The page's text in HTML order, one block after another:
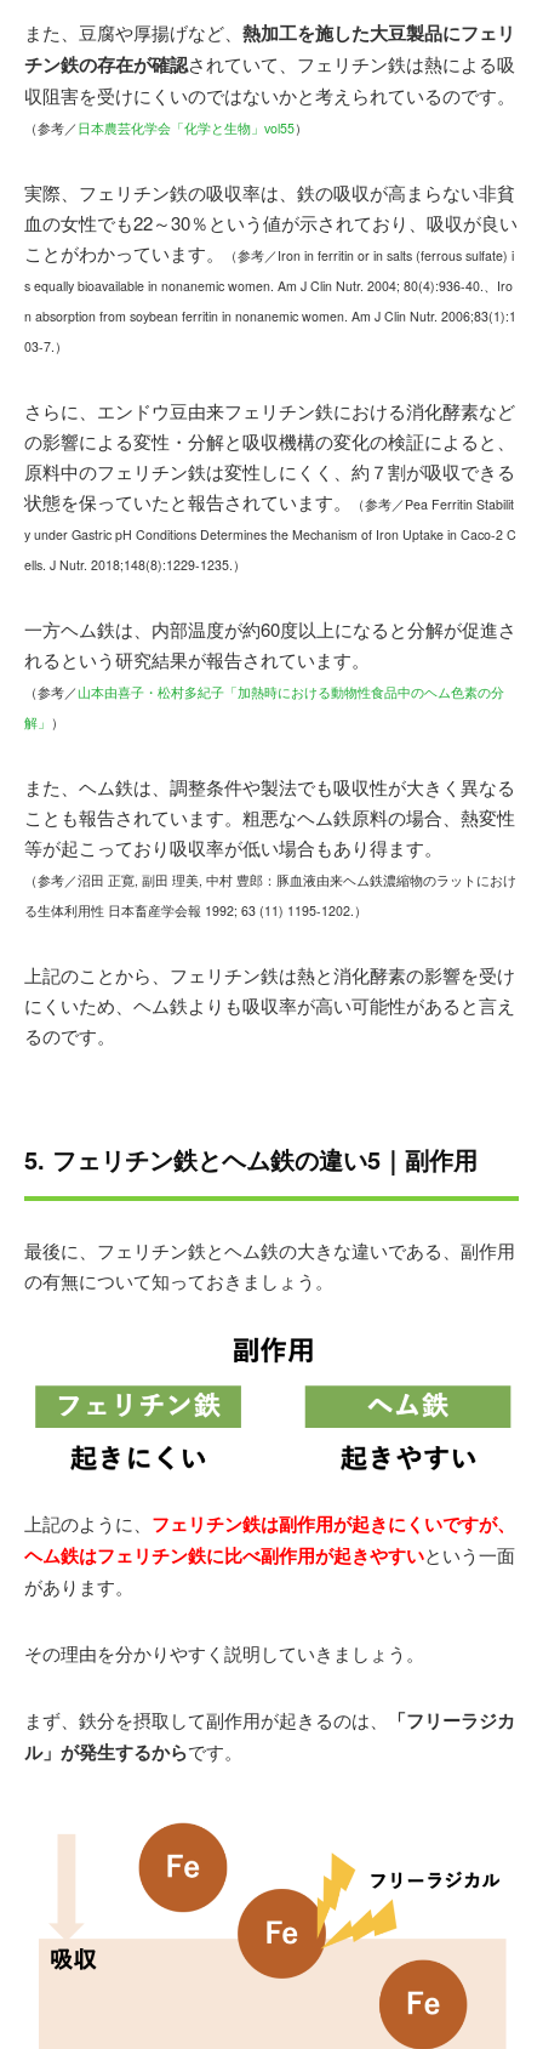
また、豆腐や厚揚げなど、 熱加工を施した大豆製品にフェリ
チン鉄の存在が確認されていて、フェリチン鉄は熱による吸
収阻害を受けにくいのではないかと考えられているのです。
（参考／ 日本農芸化学会「化学と生物」vol55）
実際、フェリチン鉄の吸収率は、鉄の吸収が高まらない非貧
血の女性でも22～30％という値が示されており、吸収が良い
ことがわかっています。
（参考／Iron in ferritin or in salts (ferrous sulfate) i
s equally bioavailable in nonanemic women. Am J Clin Nutr. 2004; 80(4):936-40.、Iro
n absorption from soybean ferritin in nonanemic women. Am J Clin Nutr. 2006;83(1):1
03-7.）
さらに、エンドウ豆由来フェリチン鉄における消化酵素など
の影響による変性・分解と吸収機構の変化の検証によると、
原料中のフェリチン鉄は変性しにくく、約７割が吸収できる
状態を保っていたと報告されています。
（参考／Pea Ferritin Stabilit
y under Gastric pH Conditions Determines the Mechanism of Iron Uptake in Caco-2 C
ells. J Nutr. 2018;148(8):1229-1235.）
一方ヘム鉄は、内部温度が約60度以上になると分解が促進さ
れるという研究結果が報告されています。
（参考／山本由喜子・松村多紀子「加熱時における動物性食品中のヘム色素の分
解」 ）
また、ヘム鉄は、調整条件や製法でも吸収性が大きく異なる
ことも報告されています。粗悪なヘム鉄原料の場合、熱変性
等が起こっており吸収率が低い場合もあり得ます。
（参考／沼田 正寛, 副田 理美, 中村 豊郎：豚血液由来ヘム鉄濃縮物のラットにおけ
る生体利用性 日本畜産学会報 1992; 63 (11) 1195-1202.）
上記のことから、フェリチン鉄は熱と消化酵素の影響を受け
にくいため、ヘム鉄よりも吸収率が高い可能性があると言え
るのです。
5. フェリチン鉄とヘム鉄の違い5｜副作用
最後に、フェリチン鉄とヘム鉄の大きな違いである、副作用
の有無について知っておきましょう。
上記のように、 フェリチン鉄は副作用が起きにくいですが、
ヘム鉄はフェリチン鉄に比べ副作用が起きやすいという一面
があります。
その理由を分かりやすく説明していきましょう。
まず、鉄分を摂取して副作用が起きるのは、
「フリーラジカ
ル」が発生するからです。